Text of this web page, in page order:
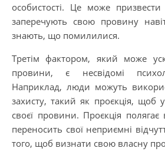
особистості. Це може
заперечують свою провину
знають, що помилилися.
Третім фактором, який може
провини, є несвідомі
Наприклад, люди можуть
захисту, такий як проєкція, щоб
своєї провини. Проєкція
переносить свої неприємні
того, щоб визнати свою власну